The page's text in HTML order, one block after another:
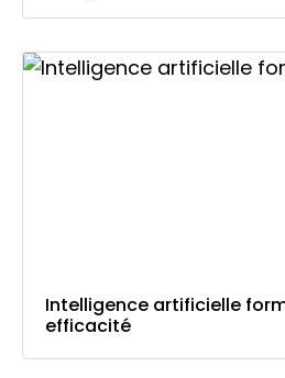
Intelligence artificielle
efficacité